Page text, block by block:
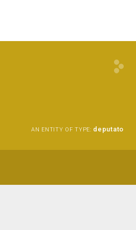
AN ENTITY OF TYPE: deputato